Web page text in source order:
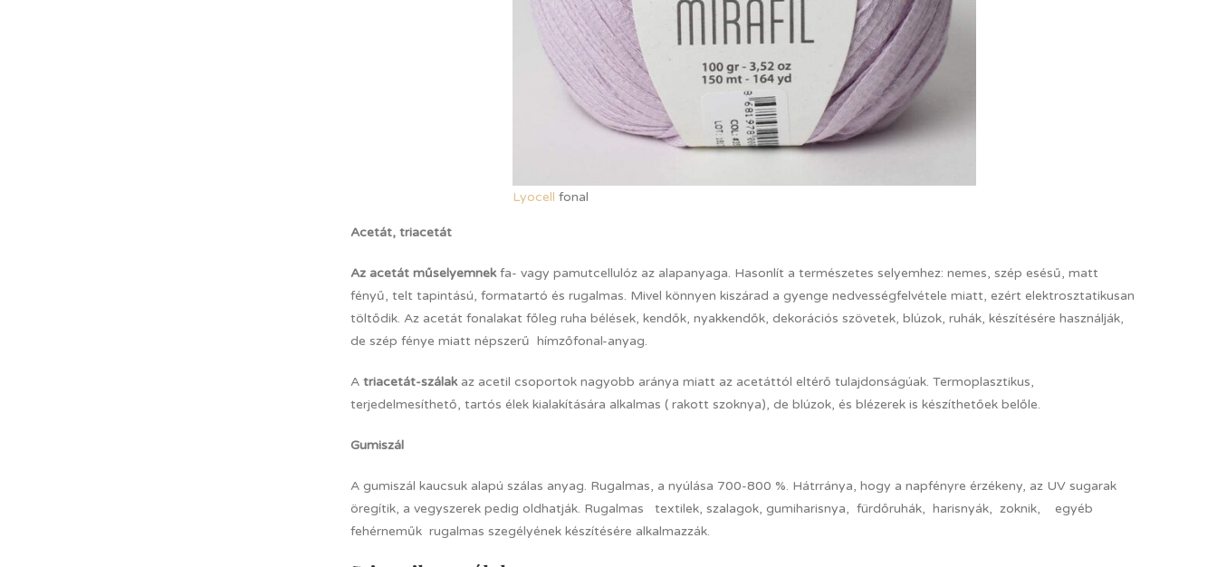
Lyocell fonal
Acetát, triacetát
Az acetát műselyemnekfa- vagy pamutcellulóz az alapanyaga. Hasonlít a természetes selyemhez: nemes, szép esésű, matt
fényű, telt tapintású, formatartó és rugalmas. Mivel könnyen kiszárad a gyenge nedvességfelvétele miatt, ezért elektrosztatikusan
töltődik. Az acetát fonalakat főleg ruha bélések, kendők, nyakkendők, dekorációs szövetek, blúzok, ruhák, készítésére használják,
de szép fénye miatt népszerű hímzőfonal-anyag.
A triacetát-szálak az acetil csoportok nagyobb aránya miatt az acetáttól eltérő tulajdonságúak. Termoplasztikus,
terjedelmesíthető, tartós élek kialakítására alkalmas ( rakott szoknya), de blúzok, és blézerek is készíthetőek belőle.
Gumiszál
A gumiszál kaucsuk alapú szálas anyag. Rugalmas, a nyúlása 700-800 %. Hátrránya, hogy a napfényre érzékeny, az UV sugarak
öregítik, a vegyszerek pedig oldhatják. Rugalmas textilek, szalagok, gumiharisnya, fürdőruhák, harisnyák, zoknik, egyéb
fehérneműk rugalmas szegélyének készítésére alkalmazzák.